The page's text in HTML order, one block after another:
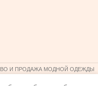
И ПРОДАЖА МОДНОЙ ОДЕЖДЫ